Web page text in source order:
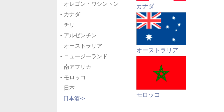
- オレゴン・ワシントン
- カナダ
- チリ
- アルゼンチン
- オーストラリア
- ニュージーランド
- 南アフリカ
- モロッコ
- 日本
日本酒->
カナダ
オーストラリア
モロッコ